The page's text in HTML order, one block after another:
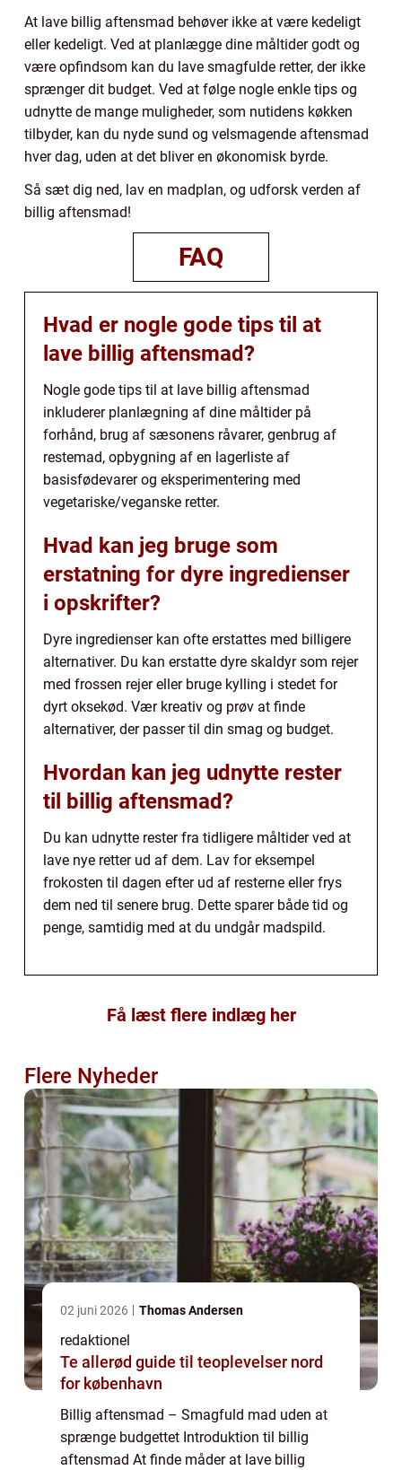
At lave billig aftensmad behøver ikke at være kedeligt
eller kedeligt. Ved at planlægge dine måltider godt og
være opfindsom kan du lave smagfulde retter, der ikke
sprænger dit budget. Ved at følge nogle enkle tips og
udnytte de mange muligheder, som nutidens køkken
tilbyder, kan du nyde sund og velsmagende aftensmad
hver dag, uden at det bliver en økonomisk byrde.
Så sæt dig ned, lav en madplan, og udforsk verden af
billig aftensmad!
FAQ
Hvad er nogle gode tips til at
lave billig aftensmad?
Nogle gode tips til at lave billig aftensmad
inkluderer planlægning af dine måltider på
forhånd, brug af sæsonens råvarer, genbrug af
restemad, opbygning af en lagerliste af
basisfødevarer og eksperimentering med
vegetariske/veganske retter.
Hvad kan jeg bruge som
erstatning for dyre ingredienser
i opskrifter?
Dyre ingredienser kan ofte erstattes med billigere
alternativer. Du kan erstatte dyre skaldyr som rejer
med frossen rejer eller bruge kylling i stedet for
dyrt oksekød. Vær kreativ og prøv at finde
alternativer, der passer til din smag og budget.
Hvordan kan jeg udnytte rester
til billig aftensmad?
Du kan udnytte rester fra tidligere måltider ved at
lave nye retter ud af dem. Lav for eksempel
frokosten til dagen efter ud af resterne eller frys
dem ned til senere brug. Dette sparer både tid og
penge, samtidig med at du undgår madspild.
Få læst flere indlæg her
Flere Nyheder
02 juni 2026 Thomas Andersen
redaktionel
Te allerød guide til teoplevelser nord
for københavn
Billig aftensmad – Smagfuld mad uden at
sprænge budgettet Introduktion til billig
aftensmad At finde måder at lave billig